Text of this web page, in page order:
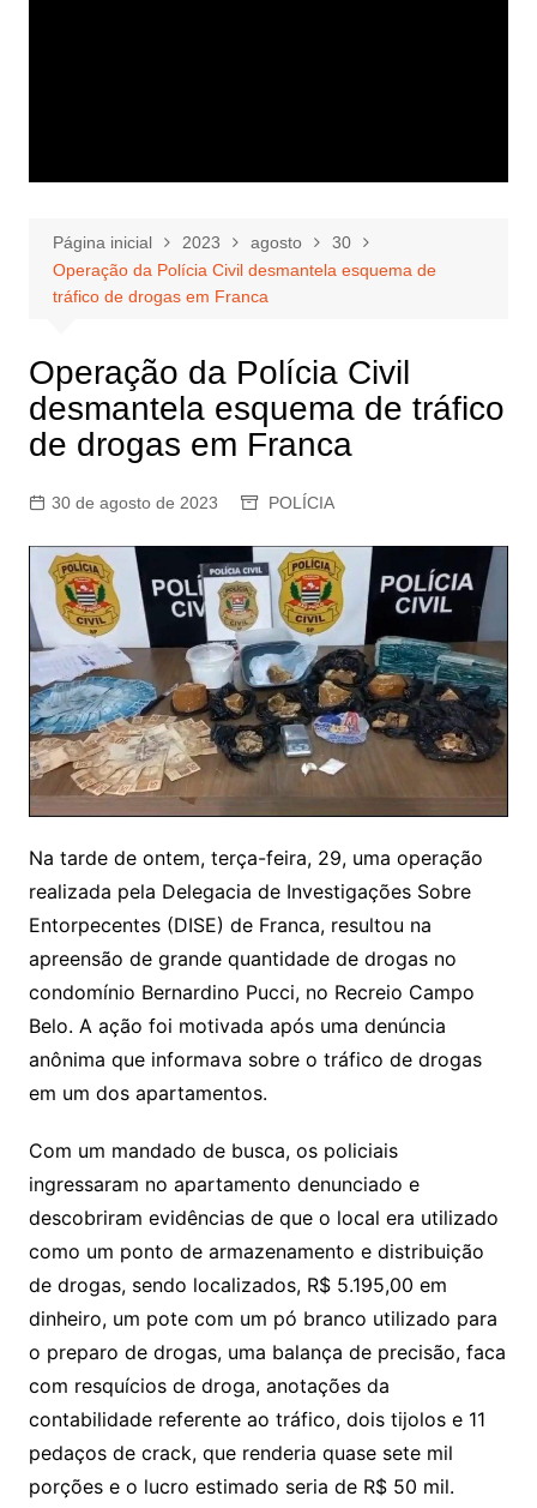
Página inicial 2023 agosto
30
Operação da Polícia Civil desmantela esquema de
tráfico de drogas em Franca
Operação da Polícia Civil
desmantela esquema de tráfico
de drogas em Franca
30 de agosto de 2023 POLÍCIA
Na tarde de ontem, terça-feira, 29, uma operação
realizada pela Delegacia de Investigações Sobre
Entorpecentes (DISE) de Franca, resultou na
apreensão de grande quantidade de drogas no
condomínio Bernardino Pucci, no Recreio Campo
Belo. A ação foi motivada após uma denúncia
anônima que informava sobre o tráfico de drogas
em um dos apartamentos.
Com um mandado de busca, os policiais
ingressaram no apartamento denunciado e
descobriram evidências de que o local era utilizado
como um ponto de armazenamento e distribuição
de drogas, sendo localizados, R$ 5.195,00 em
dinheiro, um pote com um pó branco utilizado para
o preparo de drogas, uma balança de precisão, faca
com resquícios de droga, anotações da
contabilidade referente ao tráfico, dois tijolos e 11
pedaços de crack, que renderia quase sete mil
porções e o lucro estimado seria de R$ 50 mil.